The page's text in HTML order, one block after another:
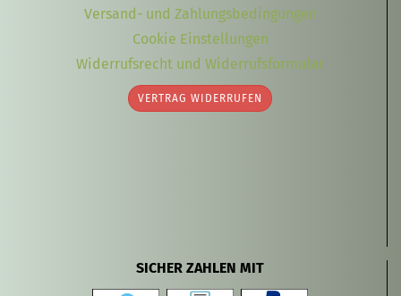
Versand- und Zahlungsbedingungen
Cookie Einstellungen
Widerrufsrecht und Widerrufsformular
VERTRAG WIDERRUFEN
SICHER ZAHLEN MIT